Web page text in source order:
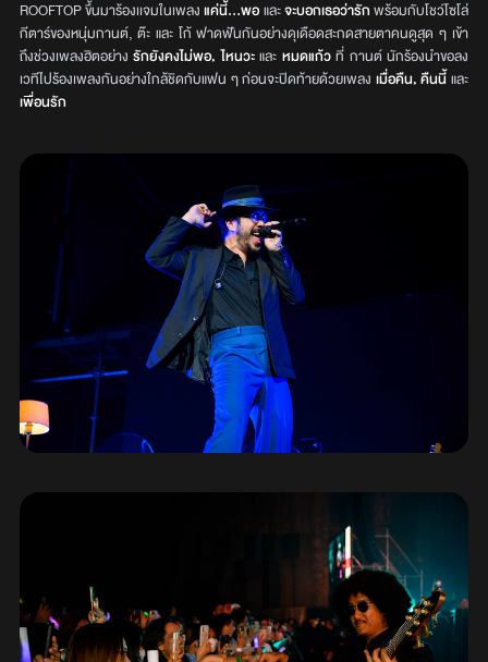
ROOFTOP ขึ้นมาร้องเเจมในเพลงแค่นี้...พอและจะบอกเธอว่ารักพร้อมกับโชว์โซโล่
กีตาร์ของหนุ่มกานต์, ต๊ะ และ โก้ ฟาดฟันกันอย่างดุเดือดสะกดสายตาคนดูสุด ๆ เข้า
ถึงช่วงเพลงฮิตอย่างรักยังคงไม่พอ, ไหนวะและ หมดแก้วที่ กานต์ นักร้องนำขอลง
เวทีไปร้องเพลงกันอย่างใกล้ชิดกับแฟน ๆ ก่อนจะปิดท้ายด้วยเพลง เมื่อคืน, คืนนี้และ
เพื่อนรัก